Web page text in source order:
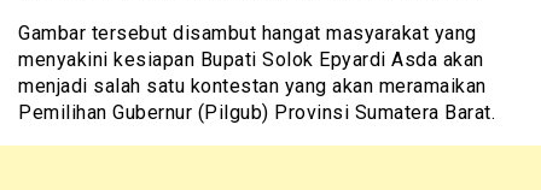
Gambar tersebut disambut hangat masyarakat yang
menyakini kesiapan Bupati Solok Epyardi Asda akan
menjadi salah satu kontestan yang akan meramaikan
Pemilihan Gubernur (Pilgub) Provinsi Sumatera Barat.